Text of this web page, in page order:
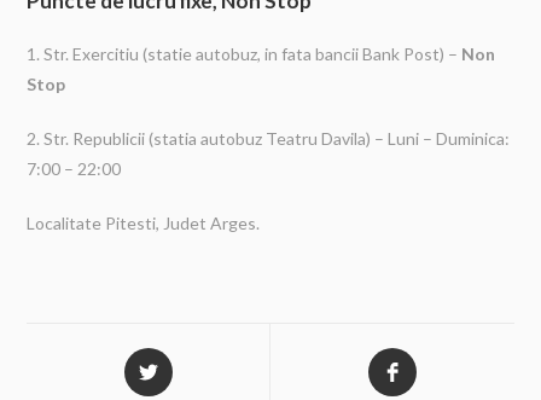
1. Str. Exercitiu (statie autobuz, in fata bancii Bank Post) – Non
Stop
2. Str. Republicii (statia autobuz Teatru Davila) – Luni – Duminica:
7:00 – 22:00
Localitate Pitesti, Judet Arges.